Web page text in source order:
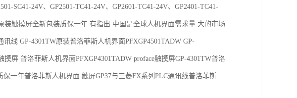
SC41-24V、GP2501-TC41-24V、GP2601-TC41-24V、GP2401-TC41-
装触摸屏全新包装质保一年 有指出 中国是全球人机界面需求量 大的市场
线 GP-4301TW原装普洛菲斯人机界面PFXGP4501TADW GP-
屏 普洛菲斯人机界面PFXGP4301TADW proface触摸屏GP-4301TW普洛
一年普洛菲斯人机界面 触屏GP37与三菱FX系列PLC通讯线普洛菲斯